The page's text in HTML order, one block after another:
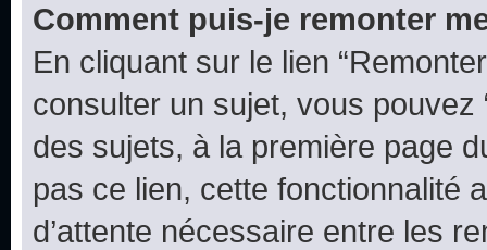
Comment puis-je remonter
En cliquant sur le lien
consulter un sujet, vous pouvez
des sujets, à la première page
pas ce lien, cette fonctionnalité
d’attente nécessaire entre les